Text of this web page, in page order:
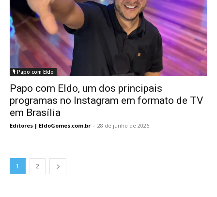
🎙️ Papo com Eldo
Papo com Eldo, um dos principais
programas no Instagram em formato de TV
em Brasília
Editores | EldoGomes.com.br - 28 de junho de 2026
1 2